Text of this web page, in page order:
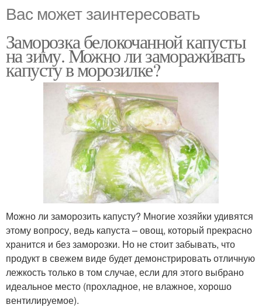
Вас может заинтересовать
Заморозка белокочанной капусты
на зиму. Можно ли замораживать
капусту в морозилке?
Можно ли заморозить капусту? Многие хозяйки удивятся
этому вопросу, ведь капуста – овощ, который прекрасно
хранится и без заморозки. Но не стоит забывать, что
продукт в свежем виде будет демонстрировать отличную
лежкость только в том случае, если для этого выбрано
идеальное место (прохладное, не влажное, хорошо
вентилируемое).